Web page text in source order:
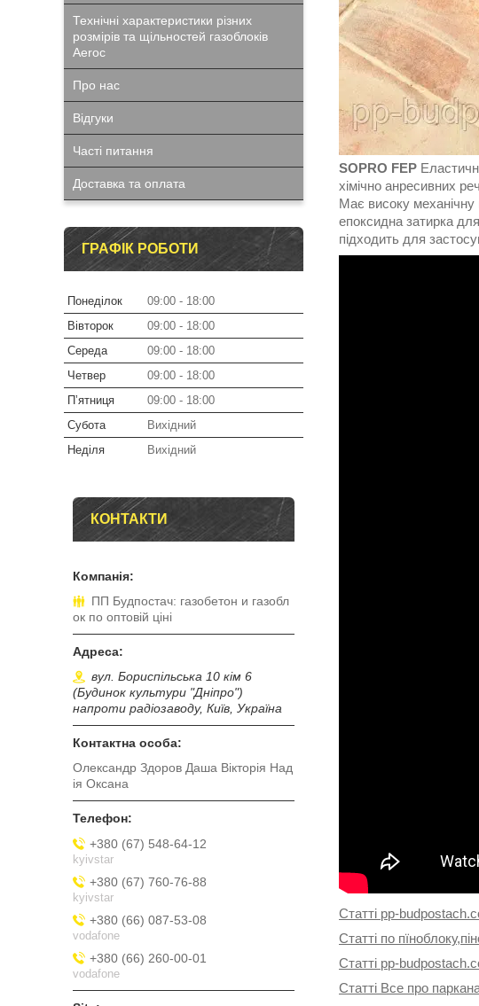
SOPRO FEP
хімічно анресивних
Має високу механічну
епоксидна затирка
підходить для
Статті pp-
Статті по
Статті pp-
Статті Все про
Технічні характеристики різних
розмірів та щільностей газоблоків
Aeroc
Про нас
Відгуки
Часті питання
Доставка та оплата
ГРАФІК РОБОТИ
Понеділок 09:00
18:00
Вівторок
09:00
18:00
Середа
09:00
18:00
Четвер
09:00
18:00
Пʼятниця
09:00
18:00
Субота
Вихідний
Неділя
Вихідний
КОНТАКТИ
ПП Будпостач: газобетон и газобл
ок по оптовій ціні
вул. Бориспільська 10 кім 6
(Будинок культури "Дніпро")
напроти радіозаводу, Київ, Україна
Олександр Здоров Даша Вікторія Над
ія Оксана
+380 (67) 548-64-12
kyivstar
+380 (67) 760-76-88
kyivstar
+380 (66) 087-53-08
vodafone
+380 (66) 260-00-01
vodafone